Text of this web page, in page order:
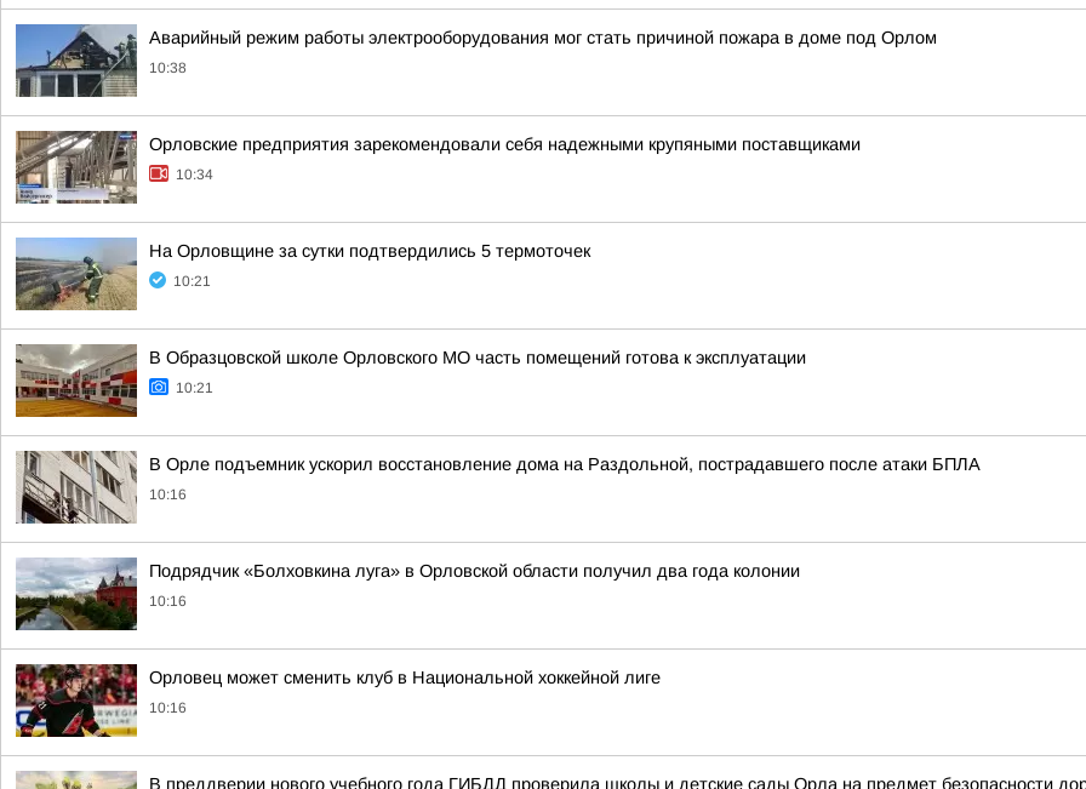
Аварийный режим работы электрооборудования мог стать причиной пожара в доме под Орлом
10:38
Орловские предприятия зарекомендовали себя надежными крупяными поставщиками
10:34
На Орловщине за сутки подтвердились 5 термоточек
10:21
В Образцовской школе Орловского МО часть помещений готова к эксплуатации
10:21
В Орле подъемник ускорил восстановление дома на Раздольной, пострадавшего после атаки БПЛА
10:16
Подрядчик «Болховкина луга» в Орловской области получил два года колонии
10:16
Орловец может сменить клуб в Национальной хоккейной лиге
10:16
В преддверии нового учебного года ГИБДД проверила школы и детские сады Орла на предмет безопасности